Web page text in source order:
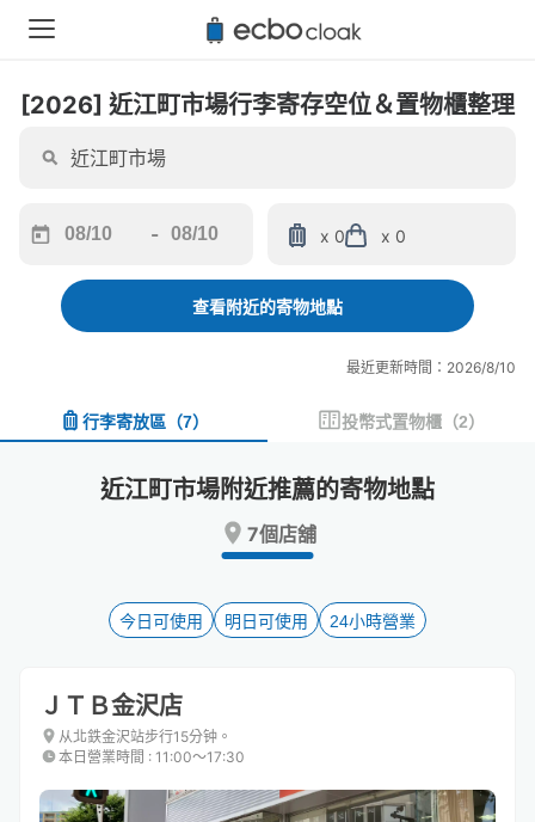
[2026] 近江町市場行李寄存空位＆置物櫃整理
forward
interact
and
date.
the
keyboard
shortcuts
for
changing
dates.
-
backward
interact
and
a
date.
key
to
the
keyboard
shortcuts
for
changing
dates.
x 0 x 0
查看附近的寄物地點
最近更新時間：2026/8/10
行李寄放區 （7） 投幣式置物櫃 （2）
近江町市場附近推薦的寄物地點
7個店舖
今日可使用 明日可使用 24小時營業
ＪＴＢ金沢店
从北鉄金沢站步行15分钟。
本日營業時間 : 11:00〜17:30